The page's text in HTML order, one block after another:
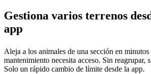
Gestiona varios terrenos
app
Aleja a los animales de una sección en
mantenimiento necesita acceso. Sin reagrupar,
Solo un rápido cambio de límite desde la app.